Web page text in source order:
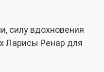
силу вдохновения
Ларисы Ренар для